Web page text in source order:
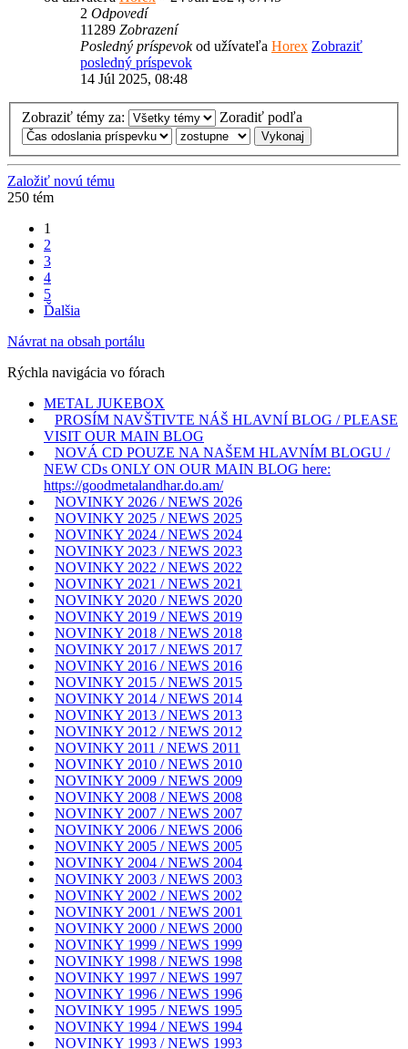
2 Odpovedí
11289 Zobrazení
Posledný príspevokod užívateľa Horex Zobraziť
posledný príspevok
14 Júl 2025, 08:48
Zobraziť témy za: Zoradiť podľa
Založiť novú tému
250 tém
1
2
3
4
5
Ďalšia
Návrat na obsah portálu
Rýchla navigácia vo fórach
METAL JUKEBOX
PROSÍM NAVŠTIVTE NÁŠ HLAVNÍ BLOG / PLEASE
VISIT OUR MAIN BLOG
NOVÁ CD POUZE NA NAŠEM HLAVNÍM BLOGU /
NEW CDs ONLY ON OUR MAIN BLOG here:
https://goodmetalandhar.do.am/
NOVINKY 2026 / NEWS 2026
NOVINKY 2025 / NEWS 2025
NOVINKY 2024 / NEWS 2024
NOVINKY 2023 / NEWS 2023
NOVINKY 2022 / NEWS 2022
NOVINKY 2021 / NEWS 2021
NOVINKY 2020 / NEWS 2020
NOVINKY 2019 / NEWS 2019
NOVINKY 2018 / NEWS 2018
NOVINKY 2017 / NEWS 2017
NOVINKY 2016 / NEWS 2016
NOVINKY 2015 / NEWS 2015
NOVINKY 2014 / NEWS 2014
NOVINKY 2013 / NEWS 2013
NOVINKY 2012 / NEWS 2012
NOVINKY 2011 / NEWS 2011
NOVINKY 2010 / NEWS 2010
NOVINKY 2009 / NEWS 2009
NOVINKY 2008 / NEWS 2008
NOVINKY 2007 / NEWS 2007
NOVINKY 2006 / NEWS 2006
NOVINKY 2005 / NEWS 2005
NOVINKY 2004 / NEWS 2004
NOVINKY 2003 / NEWS 2003
NOVINKY 2002 / NEWS 2002
NOVINKY 2001 / NEWS 2001
NOVINKY 2000 / NEWS 2000
NOVINKY 1999 / NEWS 1999
NOVINKY 1998 / NEWS 1998
NOVINKY 1997 / NEWS 1997
NOVINKY 1996 / NEWS 1996
NOVINKY 1995 / NEWS 1995
NOVINKY 1994 / NEWS 1994
NOVINKY 1993 / NEWS 1993